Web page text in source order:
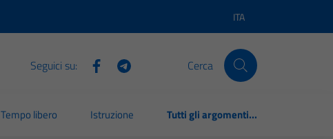
Lingua attiva:
ITA
Seguici su: Cerca
Tempo libero Istruzione Tutti gli argomenti...